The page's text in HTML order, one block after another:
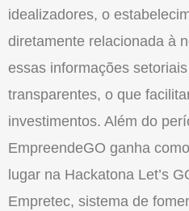
idealizadores, o
diretamente relacionada à
essas informações
transparentes, o que
investimentos. Além do
EmpreendeGO ganha
lugar na Hackatona Let’s
Empretec, sistema de